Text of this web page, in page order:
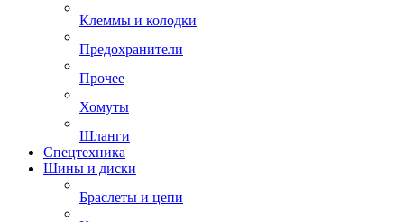
Клеммы и колодки
Предохранители
Прочее
Хомуты
Шланги
Спецтехника
Шины и диски
Браслеты и цепи